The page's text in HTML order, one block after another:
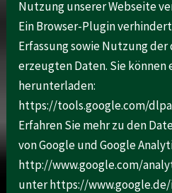
Nutzung unserer Webseite
Ein Browser-Plugin
Erfassung sowie Nutzung der
erzeugten Daten. Sie
herunterladen:
https://tools.google.com/
Erfahren Sie mehr zu den
von Google und Google
http://www.google.com/
unter https://